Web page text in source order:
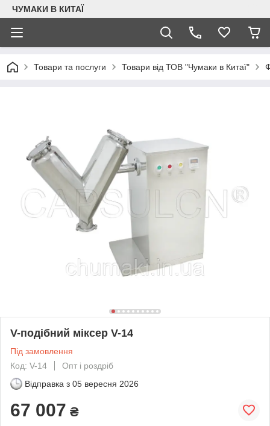
ЧУМАКИ В КИТАЇ
Товари та послуги Товари від ТОВ "Чумаки в Китаї"
V-подібний міксер V-14
Під замовлення
Код: V-14
Опт і роздріб
Відправка з 05 вересня 2026
67 007 ₴